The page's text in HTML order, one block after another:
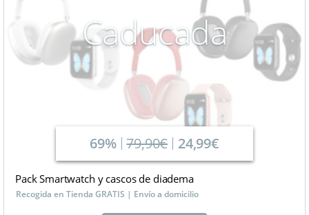
Caducada
69% 79,90€ 24,99€
Pack Smartwatch y cascos de diadema
Recogida en Tienda GRATIS | Envío a domicilio